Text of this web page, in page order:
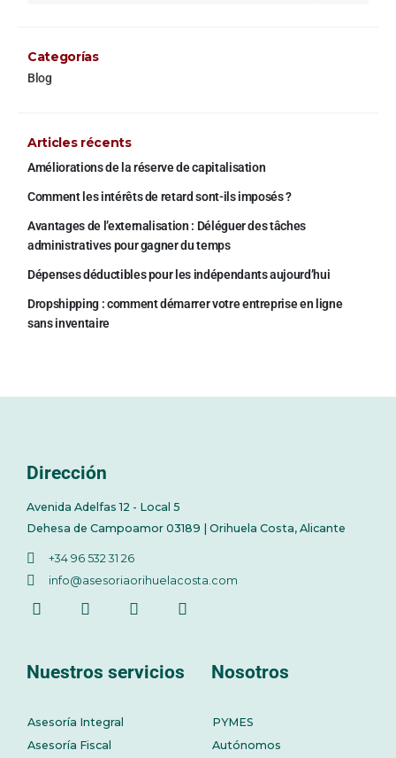
Categorías
Blog
Articles récents
Améliorations de la réserve de capitalisation
Comment les intérêts de retard sont-ils imposés ?
Avantages de l’externalisation : Déléguer des tâches
administratives pour gagner du temps
Dépenses déductibles pour les indépendants aujourd’hui
Dropshipping : comment démarrer votre entreprise en ligne
sans inventaire
Dirección
Avenida Adelfas 12 - Local 5
Dehesa de Campoamor 03189 | Orihuela Costa, Alicante
+34 96 532 31 26
info@asesoriaorihuelacosta.com
Nuestros servicios
Asesoría Integral
Asesoría Fiscal
Nosotros
PYMES
Autónomos